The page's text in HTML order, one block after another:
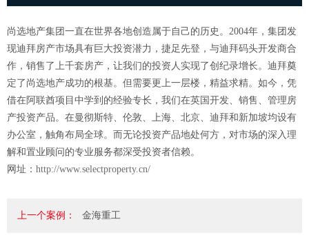
尚选地产集团一直在世界各地创造属于自己的历史。2004年，集团发
现迪拜房产市场具有巨大投资潜力，捷足先登，与迪拜码头开发商合
作，销售了上千套房产，让我们的投资人实现了创纪录增长。迪拜奠
定了尚选地产成功的根基。但需要更上一层楼，精益求精。如今，凭
借在阿联酋项目中学到的经验专长，我们在英国开发、销售、管理房
产投资产品。在曼彻斯特、伦敦、上海、北京、迪拜和新加坡均设有
办公室，触角布局全球。而无论投资产品地处何方，对市场的深入理
解和置业顾问的专业服务都深受投资者信赖。
网址： http://www.selectproperty.cn/
上一个案例： 金海重工